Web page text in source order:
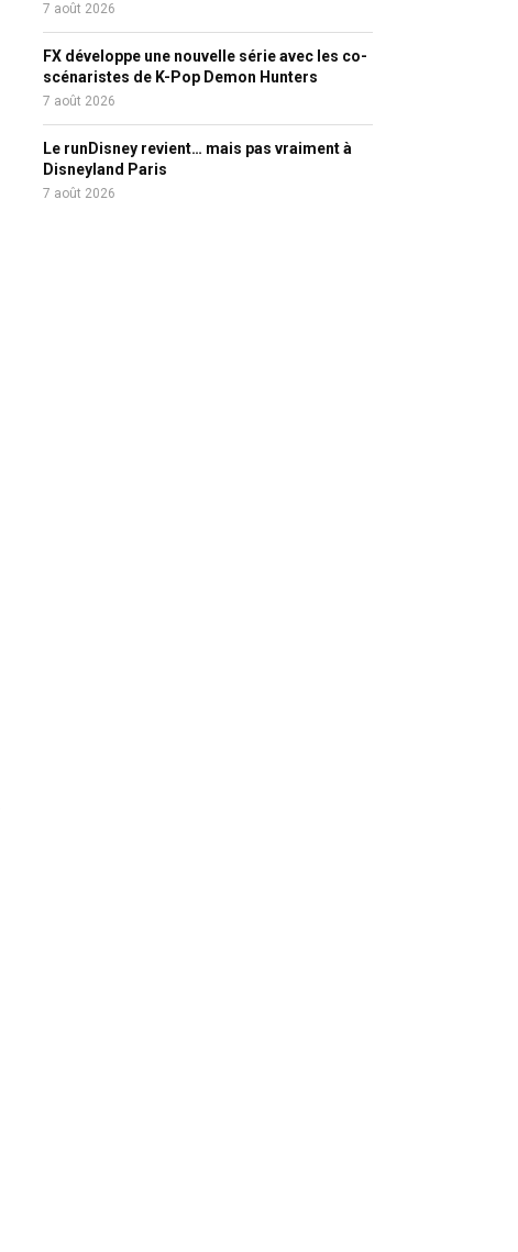
7 août 2026
FX développe une nouvelle série avec les co-
scénaristes de K-Pop Demon Hunters
7 août 2026
Le runDisney revient… mais pas vraiment à
Disneyland Paris
7 août 2026